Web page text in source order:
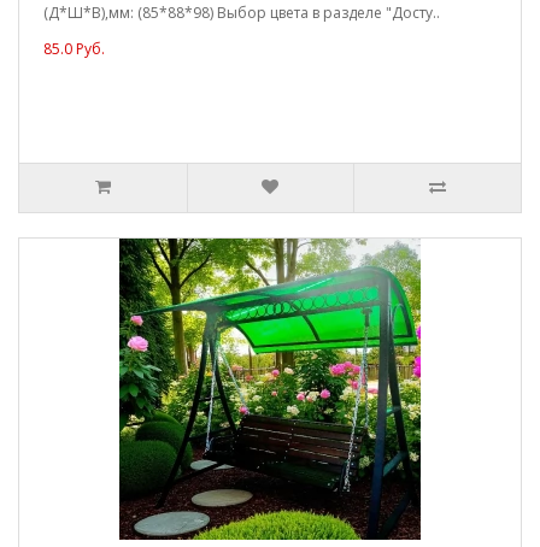
(Д*Ш*В),мм: (85*88*98) Выбор цвета в разделе "Досту..
85.0 Руб.